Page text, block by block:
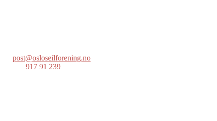
post@osloseilforening.no
917 91 239